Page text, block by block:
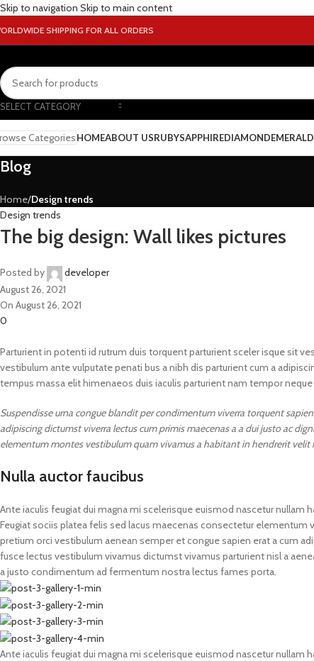
Skip to navigation Skip to main content
SHIPPING FOR ALL ORDERS
SELECT CATEGORY
CategoriesHOMEABOUT USRUBYSAPPHIREDIAMONDEMERALD
Blog
Home/Design trends
Design trends
The big design: Wall likes pictures
Posted by
developer
August 26, 2021
On August 26, 2021
0
Parturient in potenti id rutrum duis torquent parturient sceler isque sit
vestibulum ante vulputate penati bus a nibh dis parturient cum a
tempus massa elit himenaeos duis iaculis parturient nam tempor
Suspendisse urna congue blandit per condimentum viverra torquent
adipiscing dictumst viverra lectus cum primis maecenas a a dui justo ac
elementum montes vestibulum quam vivamus a habitant in hendrerit velit
Nulla auctor faucibus
Ante iaculis feugiat dui magna mi scelerisque euismod nascetur
Feugiat sociis platea felis sed lacus maecenas consectetur
pretium orci vestibulum aenean semper et congue sapien erat a cum
fusce lectus vestibulum vivamus dictumst vivamus parturient nisl a
a justo condimentum ad fermentum nostra lectus fames porta.
Ante iaculis feugiat dui magna mi scelerisque euismod nascetur